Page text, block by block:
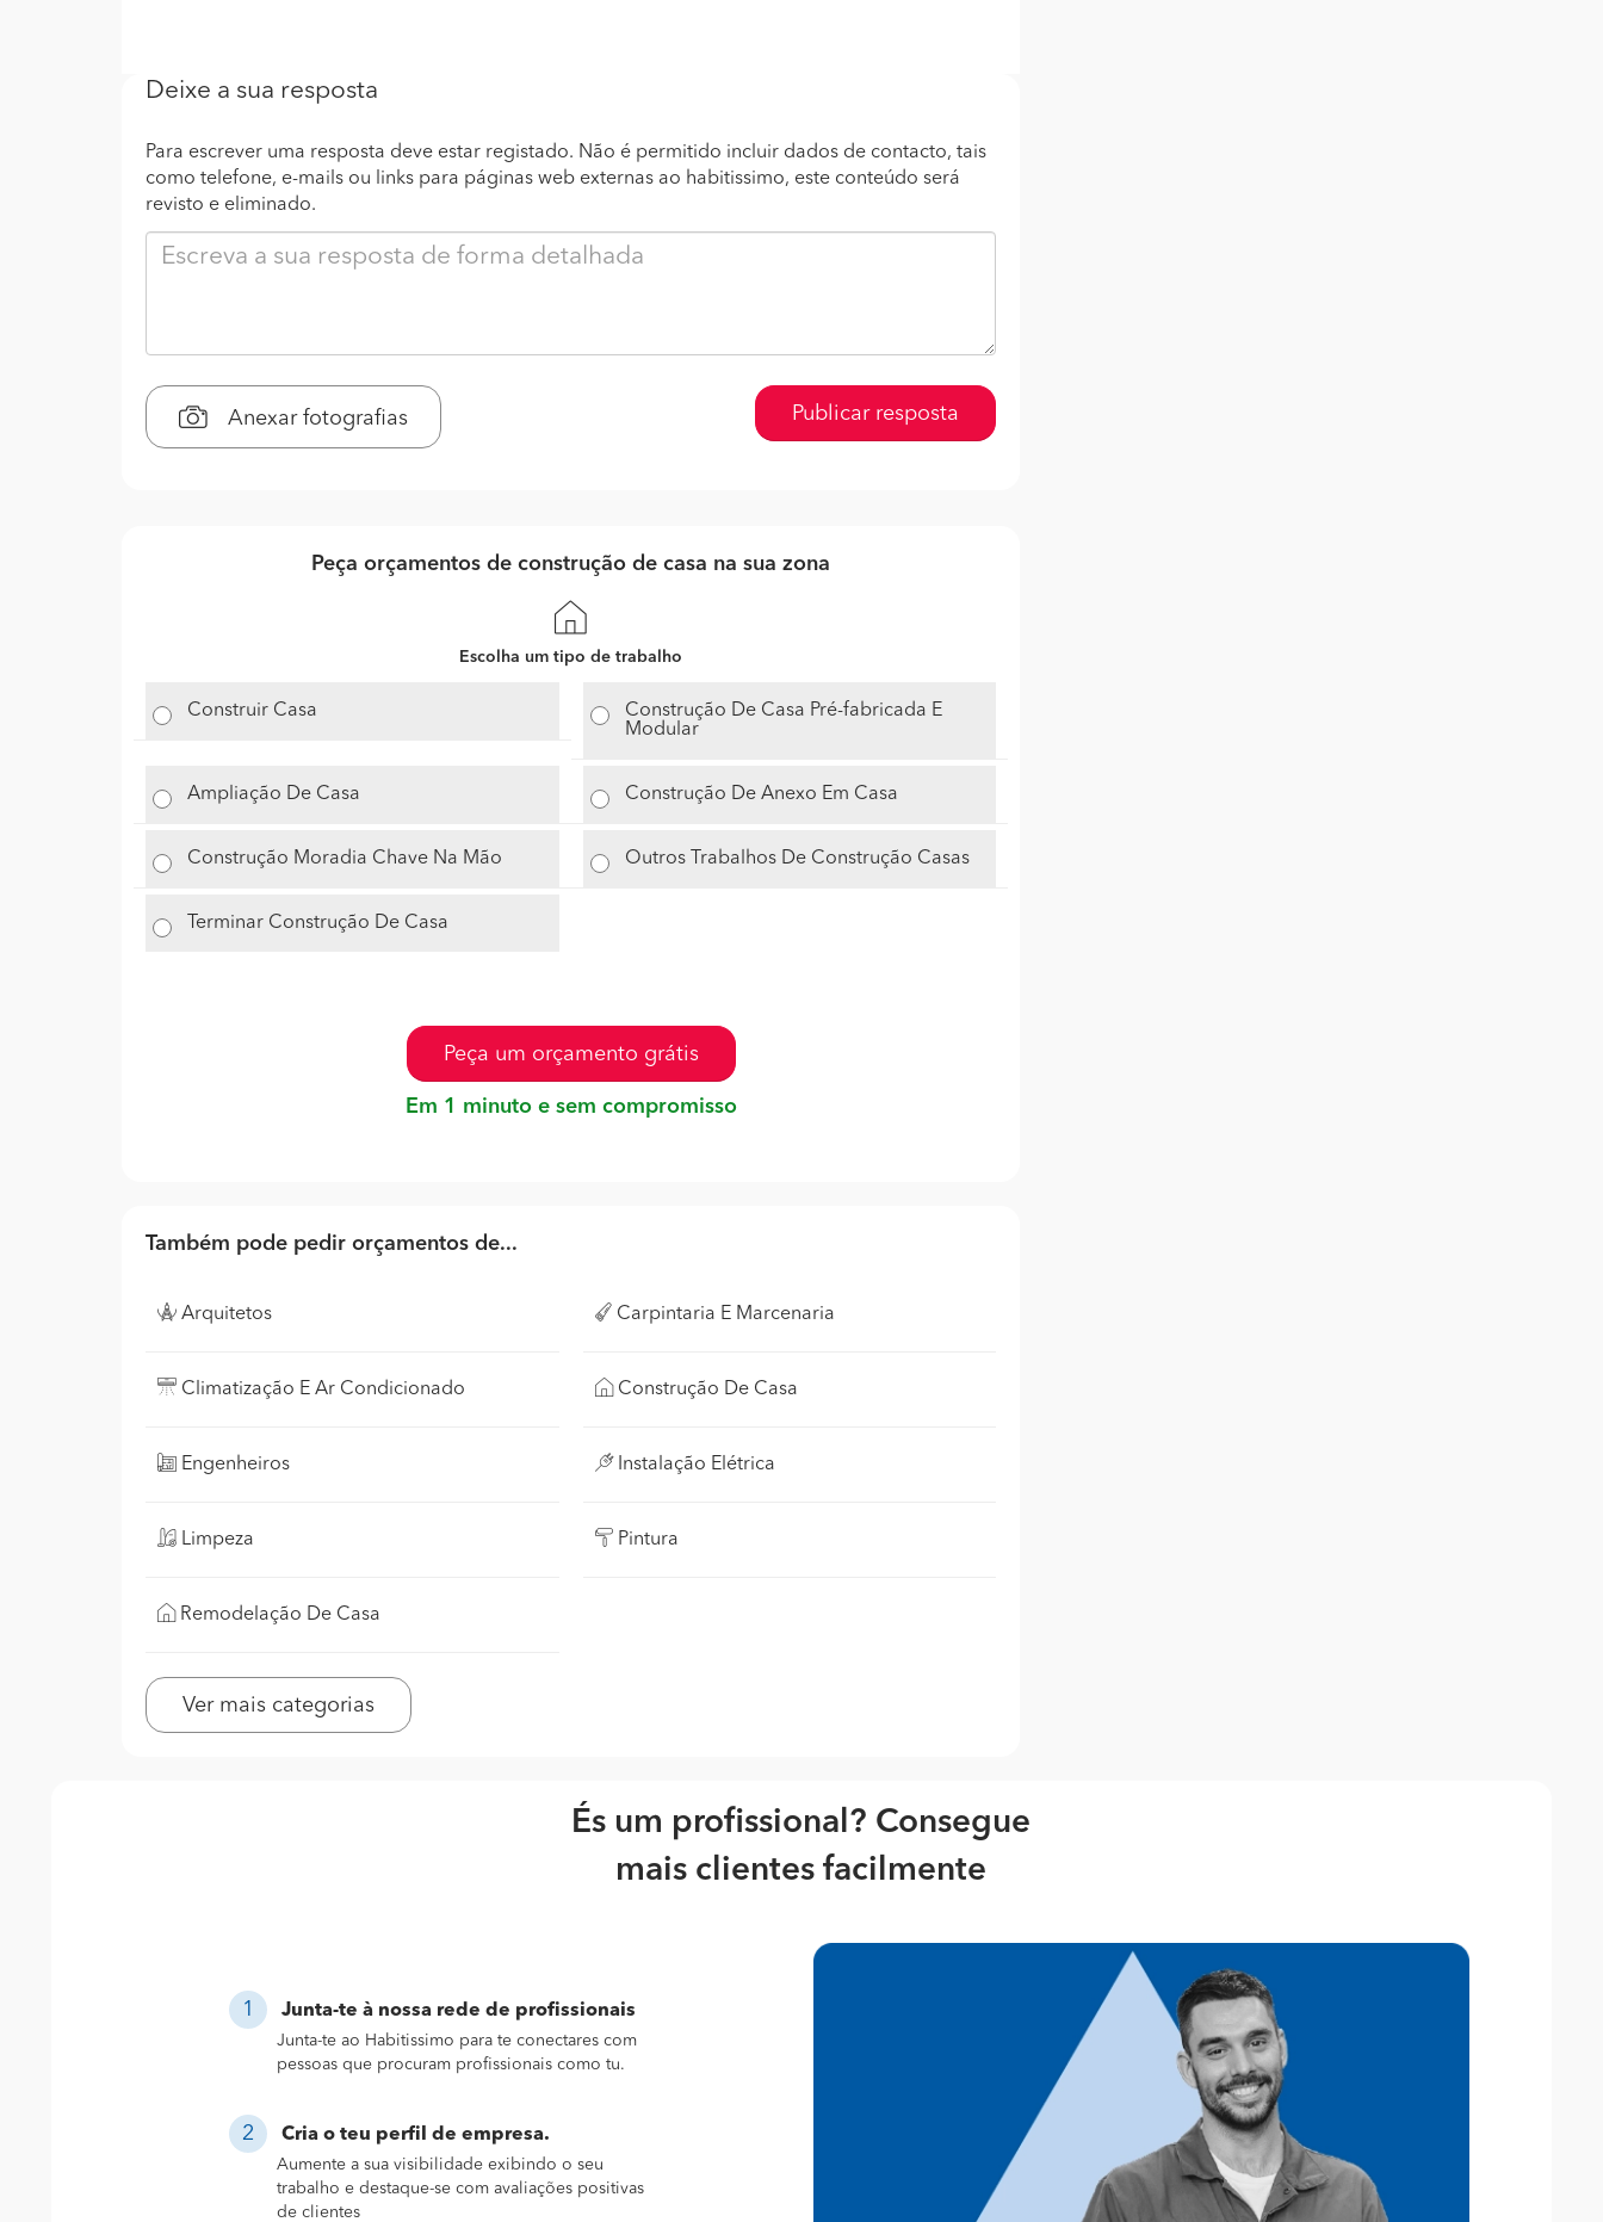
Deixe a sua resposta
Para escrever uma resposta deve estar registado. Não é permitido incluir dados de contacto, tais
como telefone, e-mails ou links para páginas web externas ao habitissimo, este conteúdo será
revisto e eliminado.
Anexar fotografias Publicar resposta
Peça orçamentos de construção de casa na sua zona
Escolha um tipo de trabalho
Construir Casa
Construção De Casa Pré-fabricada E
Modular
Ampliação De Casa Construção De Anexo Em Casa
Construção Moradia Chave Na Mão Outros Trabalhos De Construção Casas
Terminar Construção De Casa
Peça um orçamento grátis
Em 1 minuto e sem compromisso
Também pode pedir orçamentos de...
Arquitetos Carpintaria E Marcenaria
Climatização E Ar Condicionado Construção De Casa
Engenheiros Instalação Elétrica
Limpeza Pintura
Remodelação De Casa
Ver mais categorias
És um profissional? Consegue
mais clientes facilmente
Junta-te à nossa rede de profissionais
Junta-te ao Habitissimo para te conectares com
pessoas que procuram profissionais como tu.
Cria o teu perfil de empresa.
Aumente a sua visibilidade exibindo o seu
trabalho e destaque-se com avaliações positivas
de clientes